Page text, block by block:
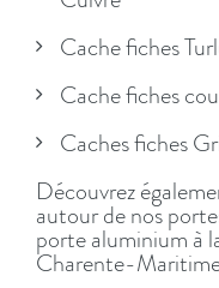
Cache fiches
Cache fiches
Caches fiches
Découvrez
autour de nos
porte aluminium à
Charente-